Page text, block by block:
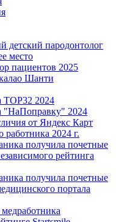
детский пародонтолог
место
пациентов 2025
Шанти
TOP32 2024
"НаПоправку" 2024
от Яндекс Карт
работника 2024 г.
получила почетные
рейтинга
получила почетные
портала